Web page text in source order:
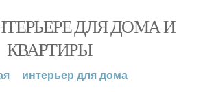
ДЛЯ ДОМА И
КВАРТИРЫ
интерьер для дома